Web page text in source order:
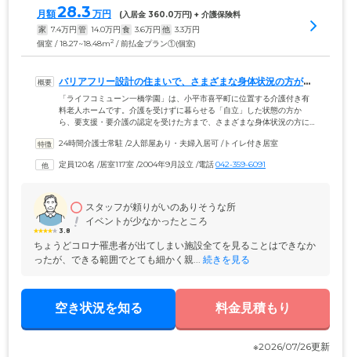
月額28.3 万円 (入居金 360.0万円) + 介護保険料
家 7.4万円 管 14.0万円 食 3.6万円 他 3.3万円
個室 / 18.27~18.48m2 / 前払金プラン①(個室)
バリアフリー設計の住まいで、さまざまな身体状況の方が安
全に暮らせます
「ライフコミューン一橋学園」は、小平市喜平町に位置する介護付き有
料老人ホームです。介護を受けずに暮らせる「自立」した状態の方か
ら、要支援・要介護の認定を受けた方まで、さまざまな身体状況の方に
安全性に配慮した完全バリアフリー設計を採用。段差をなくし、各所に
能です。さらに、部屋の入口や廊下には十分な幅を確保していますの
24時間介護士常駐 /2人部屋あり・夫婦入居可 /トイレ付き居室
定員120名 /居室117室 /2004年9月設立 /電話042-359-6091
3.8
スタッフが頼りがいのありそうな所
イベントが少なかったところ
ちょうどコロナ罹患者が出てしまい施設全てを見ることはできなか
ったが、できる範囲でとても細かく親... 続きを見る
空き状況を知る 料金見積もり
※2026/07/26更新